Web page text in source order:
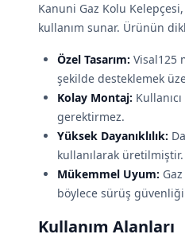
Kanuni Gaz Kolu
kullanım sunar. Ürünün
Özel Tasarım: Visal125
şekilde desteklemek
Kolay Montaj:
gerektirmez.
Yüksek Dayanıklılık:
kullanılarak üretilmiştir.
Mükemmel Uyum:
böylece sürüş
Kullanım Alanları